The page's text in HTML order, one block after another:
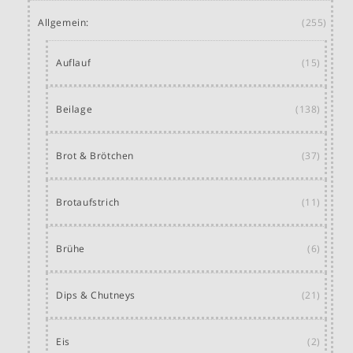
Allgemein: (255)
Auflauf (15)
Beilage (138)
Brot & Brötchen (37)
Brotaufstrich (11)
Brühe (6)
Dips & Chutneys (21)
Eis (2)